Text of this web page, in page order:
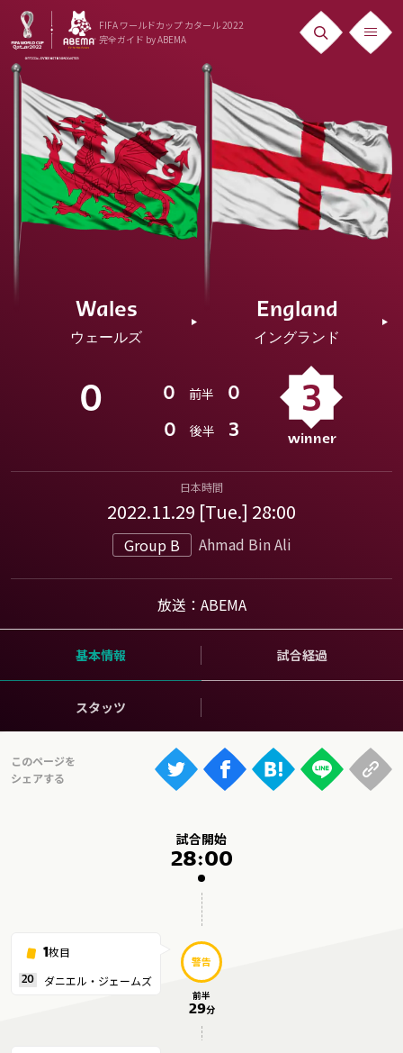
FIFA ワールドカップ カタール 2022
完全ガイド by ABEMA
ニュース
News
出場国
Teams
日程・結果
Schedule
ランキング
Ranking
Android
Wales
ウェールズ
England
イングランド
0 0 前半
0
0
後半 3
3
日本時間
2022.11.29 [Tue.] 28:00
Group B Ahmad Bin Ali
放送：ABEMA
基本情報 試合経過
スタッツ
試合開始
28:00
1枚目
20 ダニエル・ジェームズ
警告
前半
29分